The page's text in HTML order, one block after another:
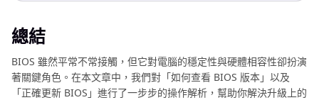
總結
BIOS 雖然平常不常接觸，但它對電腦的穩定性與硬體相容性卻扮演
著關鍵角色。在本文章中，我們對「如何查看 BIOS 版本」以及
「正確更新 BIOS」進行了一步步的操作解析，幫助你解決升級上的